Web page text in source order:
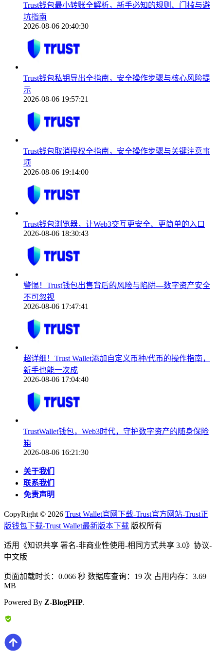
Trust钱包最小转账全解析，新手必知的规则、门槛与避
坑指南
2026-08-06 20:40:30
Trust钱包私钥导出全指南，安全操作步骤与核心风险提
示
2026-08-06 19:57:21
Trust钱包取消授权全指南，安全操作步骤与关键注意事
项
2026-08-06 19:14:00
Trust钱包浏览器，让Web3交互更安全、更简单的入口
2026-08-06 18:30:43
警惕！Trust钱包出售背后的风险与陷阱—数字资产安全
不可忽视
2026-08-06 17:47:41
超详细！Trust Wallet添加自定义币种/代币的操作指南，
新手也能一次成
2026-08-06 17:04:40
TrustWallet钱包，Web3时代，守护数字资产的随身保险
箱
2026-08-06 16:21:30
关于我们
联系我们
免责声明
CopyRight © 2026 Trust Wallet官网下载-Trust官方网站-Trust正
版钱包下载-Trust Wallet最新版本下载 版权所有
适用《知识共享 署名-非商业性使用-相同方式共享 3.0》协议-
中文版
页面加载时长：0.066 秒 数据库查询：19 次 占用内存：3.69
MB
Powered By Z-BlogPHP.